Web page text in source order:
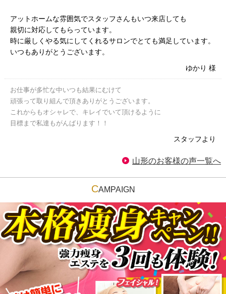
アットホームな雰囲気でスタッフさんもいつ来店しても
親切に対応してもらっています。
時に厳しくやる気にしてくれるサロンでとても満足しています。
いつもありがとうございます。
ゆかり 様
お仕事が多忙な中いつも結果にむけて
頑張って取り組んで頂きありがとうございます。
これからもオシャレで、キレイでいて頂けるように
目標まで私達もがんばります！！
スタッフより
山形のお客様の声一覧へ
CAMPAIGN